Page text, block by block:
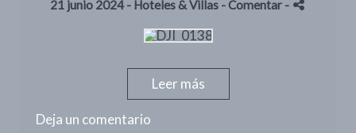
21 junio 2024 - Hoteles & Villas - Comentar -
Leer más
Deja un comentario